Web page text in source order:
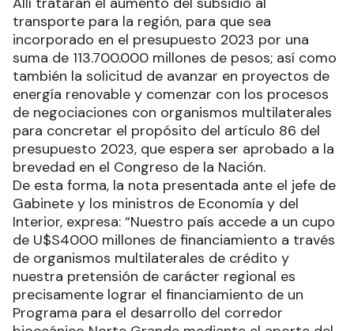
transporte para la región, para que sea
incorporado en el presupuesto 2023 por una
suma de 113.700.000 millones de pesos; así como
también la solicitud de avanzar en proyectos de
energía renovable y comenzar con los procesos
de negociaciones con organismos multilaterales
para concretar el propósito del artículo 86 del
presupuesto 2023, que espera ser aprobado a la
brevedad en el Congreso de la Nación.
De esta forma, la nota presentada ante el jefe de
Gabinete y los ministros de Economía y del
Interior, expresa: “Nuestro país accede a un cupo
de U$S4000 millones de financiamiento a través
de organismos multilaterales de crédito y
nuestra pretensión de carácter regional es
precisamente lograr el financiamiento de un
Programa para el desarrollo del corredor